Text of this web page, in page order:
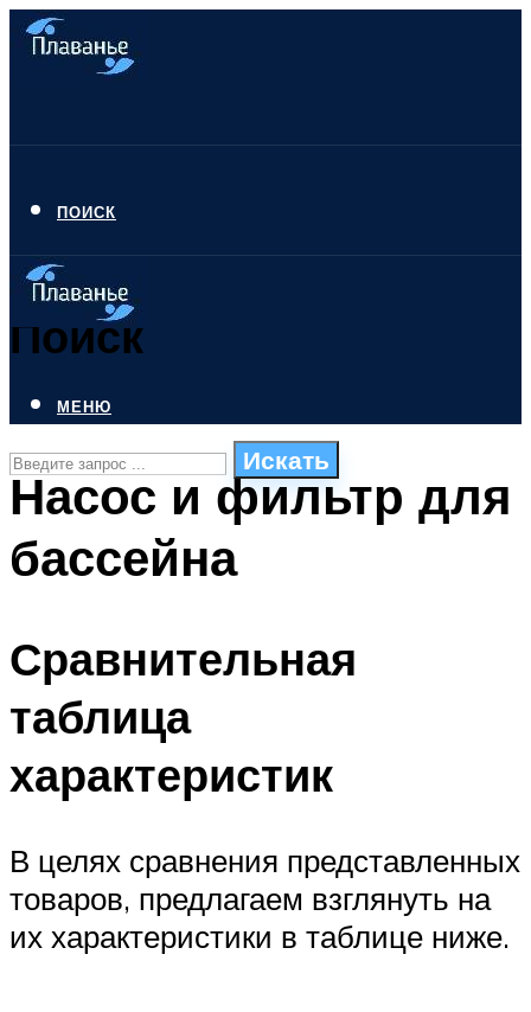
ПОИСК
Поиск
Искать
ПЛАВАНЬЕ ДЛЯ ДЕТЕЙ
ОЧИСТКА БАССЕЙНОВ
МЕНЮ
Насос и фильтр для
бассейна
Сравнительная
таблица
характеристик
В целях сравнения представленных
товаров, предлагаем взглянуть на
их характеристики в таблице ниже.